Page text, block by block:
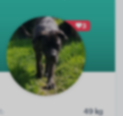
3
49 kg